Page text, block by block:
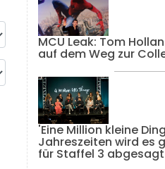
MCU Leak: Tom
auf dem Weg zur
'Eine Million kleine
Jahreszeiten wird es
für Staffel 3